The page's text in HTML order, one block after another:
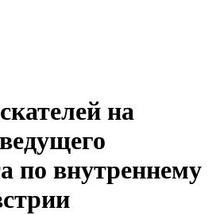
на
по внутреннему